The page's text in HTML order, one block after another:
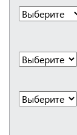
Fini
Fubag
Remeza
Renner
Vortex
Бежецкий